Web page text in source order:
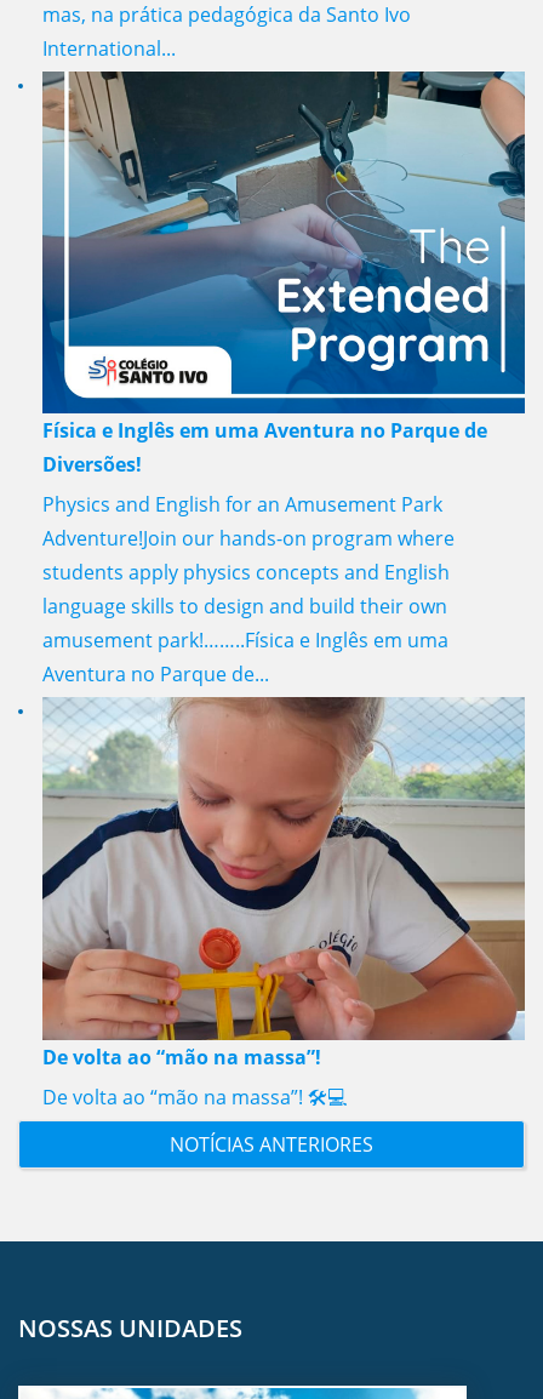
mas, na prática pedagógica da Santo Ivo
International...
Física e Inglês em uma Aventura no Parque de
Diversões!
Physics and English for an Amusement Park
Adventure!Join our hands-on program where
students apply physics concepts and English
language skills to design and build their own
amusement park!……..Física e Inglês em uma
Aventura no Parque de...
De volta ao “mão na massa”!
De volta ao “mão na massa”! 🛠️💻
NOTÍCIAS ANTERIORES
NOSSAS UNIDADES